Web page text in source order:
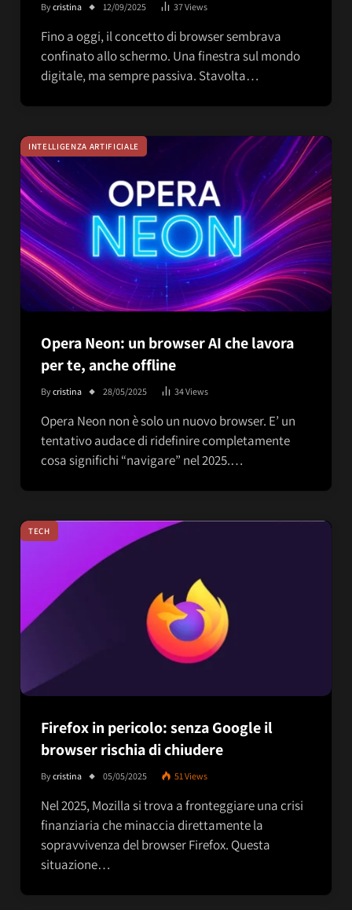
Bycristina 12/09/2025 37Views
Fino a oggi, il concetto di browser sembrava
confinato allo schermo. Una finestra sul mondo
digitale, ma sempre passiva. Stavolta…
INTELLIGENZA ARTIFICIALE
Opera Neon: un browser AI che lavora
per te, anche offline
Bycristina 28/05/2025 34Views
Opera Neon non è solo un nuovo browser. E’ un
tentativo audace di ridefinire completamente
cosa significhi “navigare” nel 2025.…
TECH
Firefox in pericolo: senza Google il
browser rischia di chiudere
Bycristina 05/05/2025 51 Views
Nel 2025, Mozilla si trova a fronteggiare una crisi
finanziaria che minaccia direttamente la
sopravvivenza del browser Firefox. Questa
situazione…